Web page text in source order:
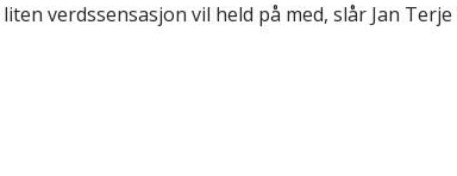
verdssensasjon vil held på med, slår Jan Terje